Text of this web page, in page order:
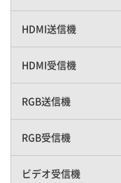
HDMI送信機
HDMI受信機
RGB送信機
RGB受信機
ビデオ受信機